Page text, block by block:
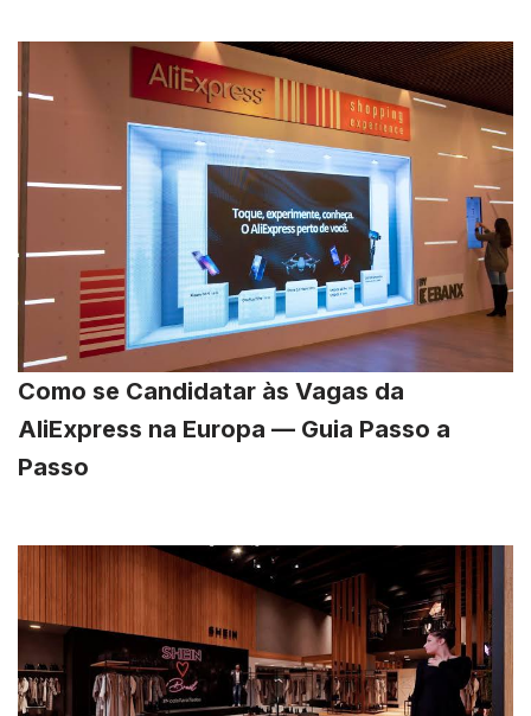
Como se Candidatar às Vagas da
AliExpress na Europa — Guia Passo a
Passo